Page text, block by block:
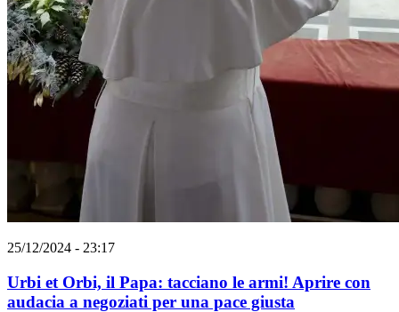
25/12/2024 - 23:17
Urbi et Orbi, il Papa: tacciano le armi! Aprire con
audacia a negoziati per una pace giusta